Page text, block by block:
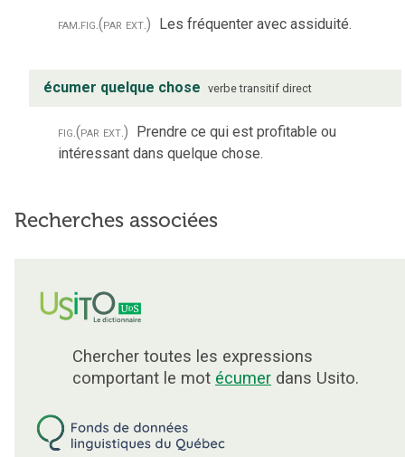
fam.fig.(par ext.) Les fréquenter avec assiduité.
écumer quelque chose verbe transitif direct
fig.(par ext.) Prendre ce qui est profitable ou
intéressant dans quelque chose.
Recherches associées
Chercher toutes les expressions
comportant le mot écumer dans Usito.